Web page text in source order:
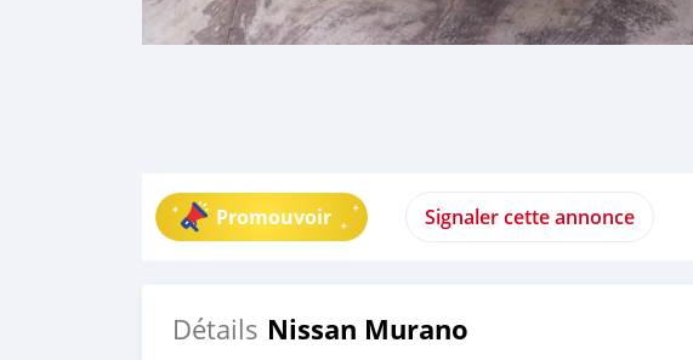
Promouvoir Signaler cette annonce
Détails Nissan Murano